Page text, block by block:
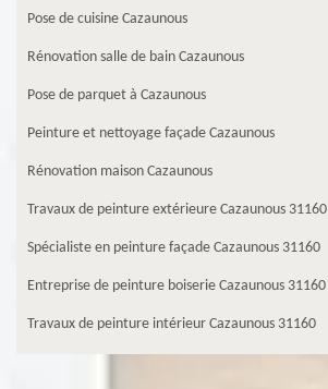
Pose de cuisine Cazaunous
Rénovation salle de bain Cazaunous
Pose de parquet à Cazaunous
Peinture et nettoyage façade Cazaunous
Rénovation maison Cazaunous
Travaux de peinture extérieure Cazaunous 31160
Spécialiste en peinture façade Cazaunous 31160
Entreprise de peinture boiserie Cazaunous 31160
Travaux de peinture intérieur Cazaunous 31160